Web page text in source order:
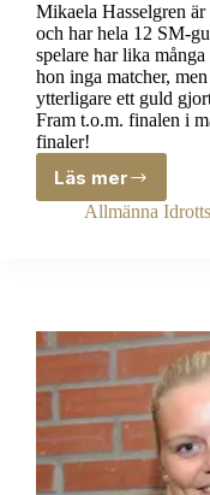
Mikaela Hasselgren
och har hela 12 SM-
spelare har lika
hon inga matcher,
ytterligare ett guld
Fram t.o.m. finalen i
finaler!
Läs merMikaela
Hasselgren
Allmänna